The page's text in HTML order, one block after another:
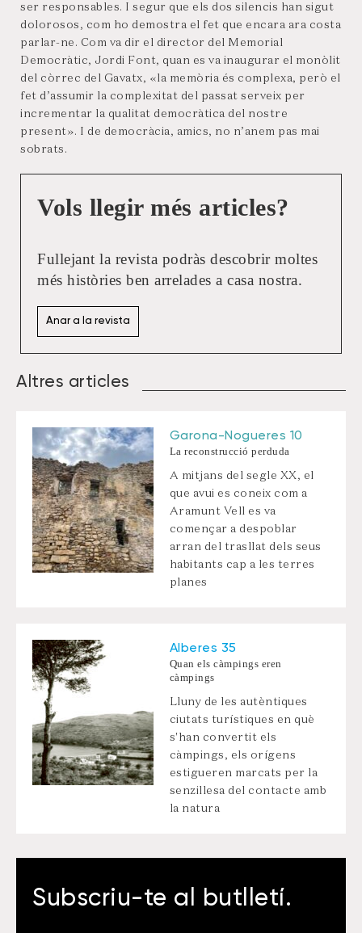
ser responsables. I segur que els dos silencis han sigut
dolorosos, com ho demostra el fet que encara ara costa
parlar-ne. Com va dir el director del Memorial
Democràtic, Jordi Font, quan es va inaugurar el monòlit
del còrrec del Gavatx, «la memòria és complexa, però el
fet d’assumir la complexitat del passat serveix per
incrementar la qualitat democràtica del nostre
present». I de democràcia, amics, no n’anem pas mai
sobrats.
Vols llegir més articles?
Fullejant la revista podràs descobrir moltes
més històries ben arrelades a casa nostra.
Anar a la revista
Altres articles
Garona-Nogueres 10
La reconstrucció perduda
A mitjans del segle XX, el
que avui es coneix com a
Aramunt Vell es va
començar a despoblar
arran del trasllat dels seus
habitants cap a les terres
planes
Alberes 35
Quan els càmpings eren
càmpings
Lluny de les autèntiques
ciutats turístiques en què
s'han convertit els
càmpings, els orígens
estigueren marcats per la
senzillesa del contacte amb
la natura
Subscriu-te al butlletí.